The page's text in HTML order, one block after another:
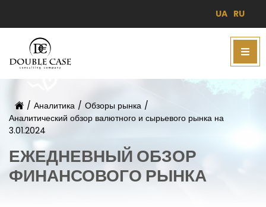
UA RU
/ Аналитика / Обзоры рынка /
Аналитический обзор валютного и сырьевого рынка на
3.01.2024
ЕЖЕДНЕВНЫЙ ОБЗОР
ФИНАНСОВОГО РЫНКА